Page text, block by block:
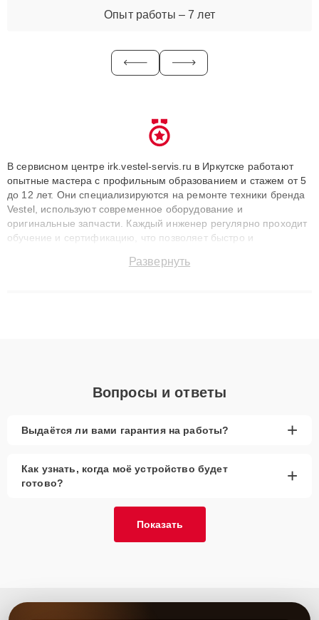
Опыт работы – 7 лет
В сервисном центре irk.vestel-servis.ru в Иркутске работают
опытные мастера с профильным образованием и стажем от 5
до 12 лет. Они специализируются на ремонте техники бренда
Vestel, используют современное оборудование и
оригинальные запчасти. Каждый инженер регулярно проходит
обучение и сертификацию, что позволяет быстро и
сохранением гарантии до 3 лет. Наши мастера решают
Развернуть
Вопросы и ответы
Выдаётся ли вами гарантия на работы? +
Как узнать, когда моё устройство будет
готово?
+
Показать